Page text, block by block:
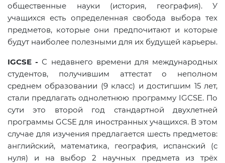
общественные науки (история, география). У
учащихся есть определенная свобода выбора тех
предметов, которые они предпочитают и которые
будут наиболее полезными для их будущей карьеры.
IGCSE - С недавнего времени для международных
студентов, получившим аттестат о неполном
среднем образовании (9 класс) и достигшим 15 лет,
стали предлагать однолетнюю программу IGCSE. По
сути это второй год стандартной двухлетней
программы GCSE для иностранных учащихся. В этом
случае для изучения предлагается шесть предметов:
английский, математика, география, испанский (с
нуля) и на выбор 2 научных предмета из трёх